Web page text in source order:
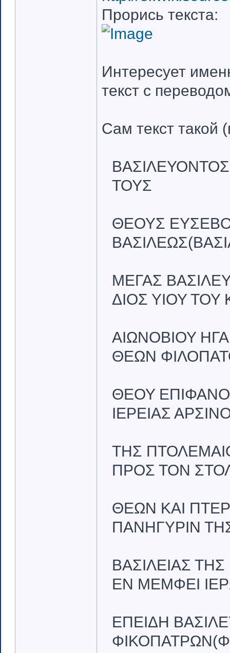
Прорись текста:
Интересует
текст с
Сам текст такой
ΤΟΥΣ
ΘΕΟΥΣ
ΜΕΓΑΣ
ΔΙΟΣ ΥΙΟΥ
ΑΙΩΝΟΒΙΟΥ
ΘΕΩΝ
ΘΕΟΥ
ΙΕΡΕΙΑΣ
ΤΗΣ
ΠΡΟΣ ΤΟΝ
ΘΕΩΝ ΚΑΙ
ΠΑΝΗΓΥΡΙΝ
ΒΑΣΙΛΕΙΑΣ
ΕΝ ΜΕΜΦΕΙ
ΕΠΕΙΔΗ